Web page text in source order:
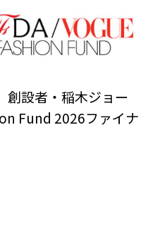
創設者・稲木ジョー
Fund 2026ファイナ